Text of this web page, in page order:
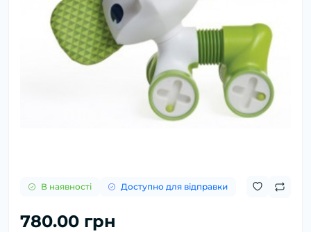
В наявності Доступно для відправки
780.00 грн